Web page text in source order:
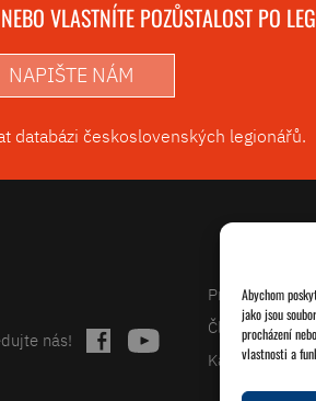
Abychom
jako jsou
procházení
vlastnosti a
VLASTNÍTE POZŮSTALOST PO
NAPIŠTE NÁM
databázi československých legionářů.
nás!
Projekty
Články
Kalendář